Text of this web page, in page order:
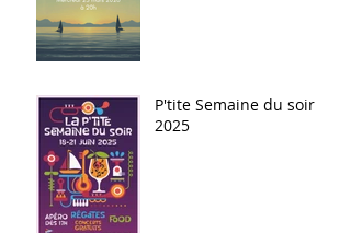
P'tite Semaine du soir
2025